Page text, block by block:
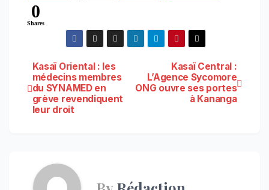
0
Shares
Navigation
de
Kasaï Central :
L’Agence Sycomore
ONG ouvre ses portes
à Kananga
Kasaï Oriental : les
médecins membres
du SYNAMED en
grève revendiquent
leur droit